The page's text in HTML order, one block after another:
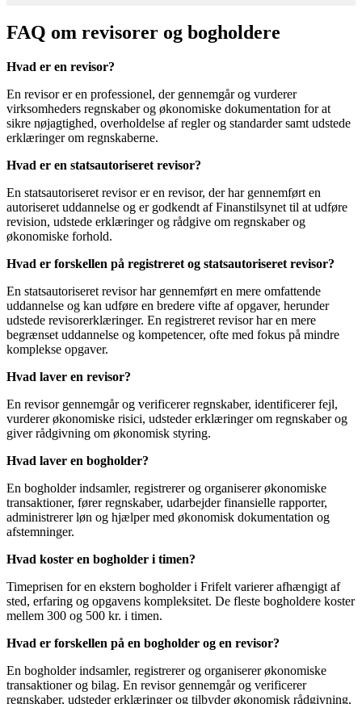
FAQ om revisorer og bogholdere
Hvad er en revisor?
En revisor er en professionel, der gennemgår og vurderer
virksomheders regnskaber og økonomiske dokumentation for at
sikre nøjagtighed, overholdelse af regler og standarder samt udstede
erklæringer om regnskaberne.
Hvad er en statsautoriseret revisor?
En statsautoriseret revisor er en revisor, der har gennemført en
autoriseret uddannelse og er godkendt af Finanstilsynet til at udføre
revision, udstede erklæringer og rådgive om regnskaber og
økonomiske forhold.
Hvad er forskellen på registreret og statsautoriseret revisor?
En statsautoriseret revisor har gennemført en mere omfattende
uddannelse og kan udføre en bredere vifte af opgaver, herunder
udstede revisorerklæringer. En registreret revisor har en mere
begrænset uddannelse og kompetencer, ofte med fokus på mindre
komplekse opgaver.
Hvad laver en revisor?
En revisor gennemgår og verificerer regnskaber, identificerer fejl,
vurderer økonomiske risici, udsteder erklæringer om regnskaber og
giver rådgivning om økonomisk styring.
Hvad laver en bogholder?
En bogholder indsamler, registrerer og organiserer økonomiske
transaktioner, fører regnskaber, udarbejder finansielle rapporter,
administrerer løn og hjælper med økonomisk dokumentation og
afstemninger.
Hvad koster en bogholder i timen?
Timeprisen for en ekstern bogholder i Frifelt varierer afhængigt af
sted, erfaring og opgavens kompleksitet. De fleste bogholdere koster
mellem 300 og 500 kr. i timen.
Hvad er forskellen på en bogholder og en revisor?
En bogholder indsamler, registrerer og organiserer økonomiske
transaktioner og bilag. En revisor gennemgår og verificerer
regnskaber, udsteder erklæringer og tilbyder økonomisk rådgivning.